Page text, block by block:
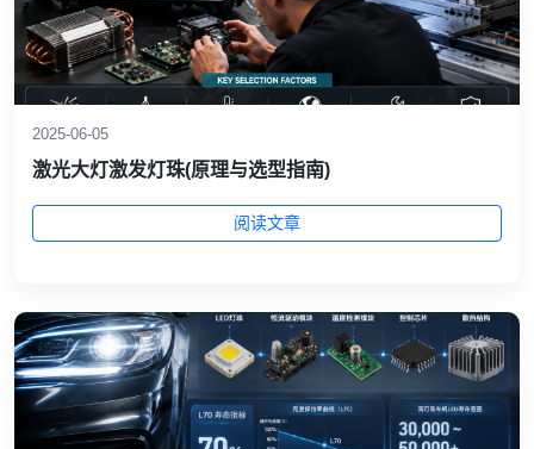
2025-06-05
激光大灯激发灯珠(原理与选型指南)
阅读文章